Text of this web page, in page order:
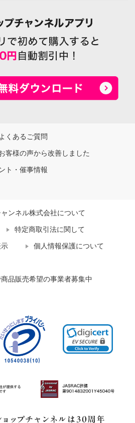
よくあるご質問
客様の声から改善しました
ト・催事情報
ンネル株式会社について
特定商取引法に関して
個人情報保護について
品販売希望の事業者募集中